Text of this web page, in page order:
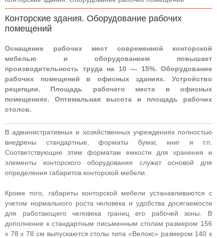
Конторские здания. Оборудование рабочих
помещений
Оснащение рабочих мест современной конторской
мебелью и оборудованием повышает
производительность труда на 10 — 15%. Оборудование
рабочих помещений в офисных зданиях. Устройство
рецепции. Площадь рабочего места в офисных
помещениях. Оптимальная высота и площадь рабочих
столов.
В административных и хозяйственных учреждениях полностью
внедрены стандартные, форматы бумаг, книг и т.п.
Соответствующие этим форматам емкости для хранения и
элементы конторского оборудования служат основой для
определения габаритов конторской мебели.
Кроме того, габариты конторской мебели устанавливаются с
учетом нормального роста человека и удобства досягаемости
для работающего человека границ его рабочей зоны. В
дополнение к стандартным письменным столам размером 156
х 78 х 78 см выпускаются столы типа «Велокс» размером 140 х